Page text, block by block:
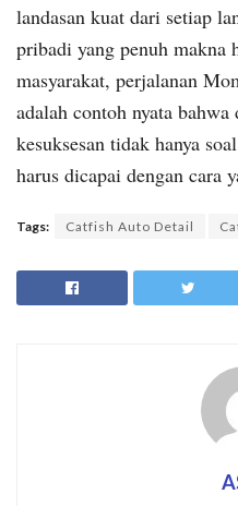
landasan kuat dari setiap
pribadi yang penuh
masyarakat, perjalanan
adalah contoh nyata
kesuksesan tidak hanya
harus dicapai dengan cara
Tags: Catfish Auto Detail